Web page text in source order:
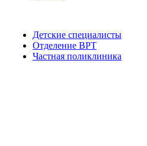
Детские специалисты
Отделение ВРТ
Частная поликлиника